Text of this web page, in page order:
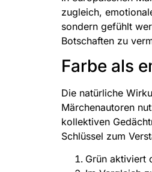
zugleich,
sondern gefühlt
Botschaften zu
Farbe als
Die natürliche
Märchenautoren
kollektiven
Schlüssel zum
Grün aktiviert